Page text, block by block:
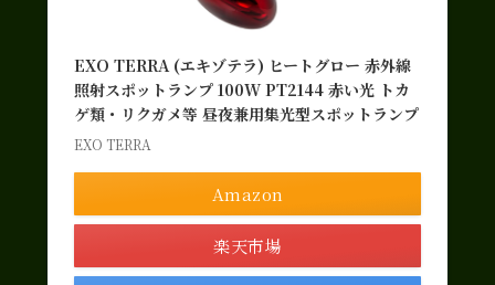
EXO TERRA (エキゾテラ) ヒートグロー 赤外線
照射スポットランプ 100W PT2144 赤い光 トカ
ゲ類・リクガメ等 昼夜兼用集光型スポットランプ
EXO TERRA
Amazon
楽天市場